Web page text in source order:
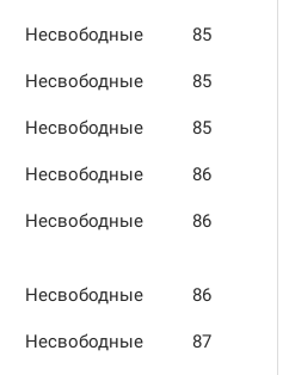
Несвободные 85
Несвободные 85
Несвободные 85
Несвободные 86
Несвободные 86
Несвободные 86
Несвободные 87